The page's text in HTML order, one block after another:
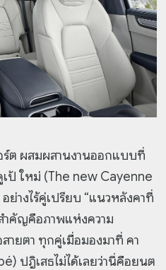
ร์ต ผสมผสานงานออกแบบที่
เป้ ใหม่ (The new Cayenne
ย่างไร้คู่เปรียบ “แนวหลังคาที่
ำคัญคือภาพแห่งความ
ายตา ทุกคู่เมื่อมองมาที่ คา
ปฎิเสธไม่ได้เลยว่านี่คือยนต